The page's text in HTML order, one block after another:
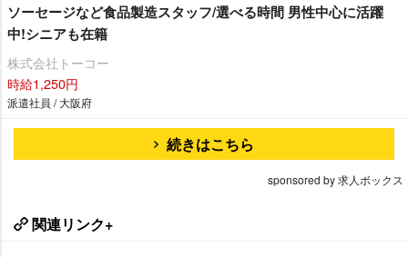
ソーセージなど食品製造スタッフ/選べる時間 男性中心に活躍
中!シニアも在籍
株式会社トーコー
時給1,250円
派遣社員 / 大阪府
続きはこちら
sponsored by 求人ボックス
関連リンク+